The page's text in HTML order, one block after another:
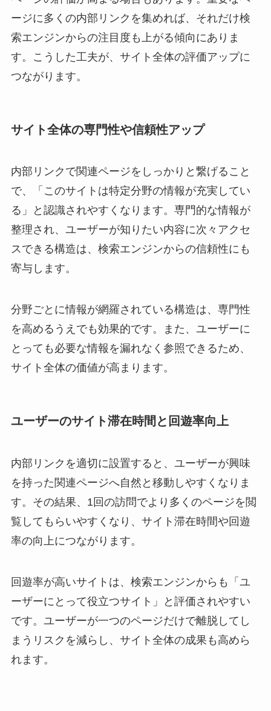
ージに多くの内部リンクを集めれば、それだけ検
索エンジンからの注目度も上がる傾向にありま
す。こうした工夫が、サイト全体の評価アップに
つながります。
サイト全体の専門性や信頼性アップ
内部リンクで関連ページをしっかりと繋げること
で、「このサイトは特定分野の情報が充実してい
る」と認識されやすくなります。専門的な情報が
整理され、ユーザーが知りたい内容に次々アクセ
スできる構造は、検索エンジンからの信頼性にも
寄与します。
分野ごとに情報が網羅されている構造は、専門性
を高めるうえでも効果的です。また、ユーザーに
とっても必要な情報を漏れなく参照できるため、
サイト全体の価値が高まります。
ユーザーのサイト滞在時間と回遊率向上
内部リンクを適切に設置すると、ユーザーが興味
を持った関連ページへ自然と移動しやすくなりま
す。その結果、1回の訪問でより多くのページを閲
覧してもらいやすくなり、サイト滞在時間や回遊
率の向上につながります。
回遊率が高いサイトは、検索エンジンからも「ユ
ーザーにとって役立つサイト」と評価されやすい
です。ユーザーが一つのページだけで離脱してし
まうリスクを減らし、サイト全体の成果も高めら
れます。